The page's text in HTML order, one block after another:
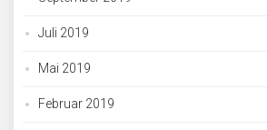
Juli 2019
Mai 2019
Februar 2019